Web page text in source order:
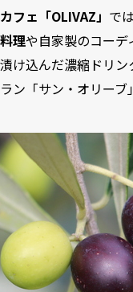
カフェ「OLIVAZ」 では
料理や自家製のコー
漬け込んだ濃縮ドリ
ラン「サン・オリーブ